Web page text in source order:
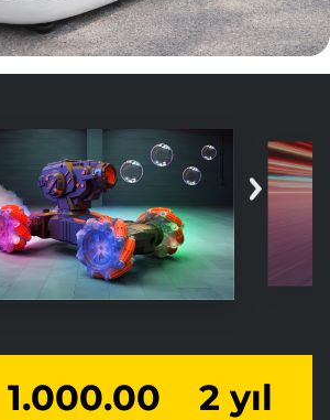
1.000.000+2 yıl